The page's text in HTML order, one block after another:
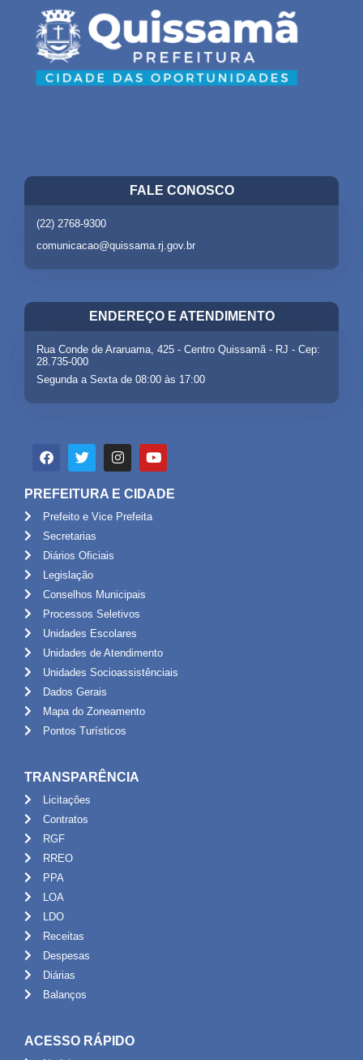
FALE CONOSCO
(22) 2768-9300
comunicacao@quissama.rj.gov.br
ENDEREÇO E ATENDIMENTO
Rua Conde de Araruama, 425 - Centro Quissamã - RJ - Cep:
28.735-000
Segunda a Sexta de 08:00 às 17:00
PREFEITURA E CIDADE
Prefeito e Vice Prefeita
Secretarias
Diários Oficiais
Legislação
Conselhos Municipais
Processos Seletivos
Unidades Escolares
Unidades de Atendimento
Unidades Socioassistênciais
Dados Gerais
Mapa do Zoneamento
Pontos Turísticos
TRANSPARÊNCIA
Licitações
Contratos
RGF
RREO
PPA
LOA
LDO
Receitas
Despesas
Diárias
Balanços
ACESSO RÁPIDO